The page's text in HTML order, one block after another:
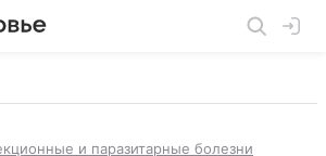
и паразитарные болезни